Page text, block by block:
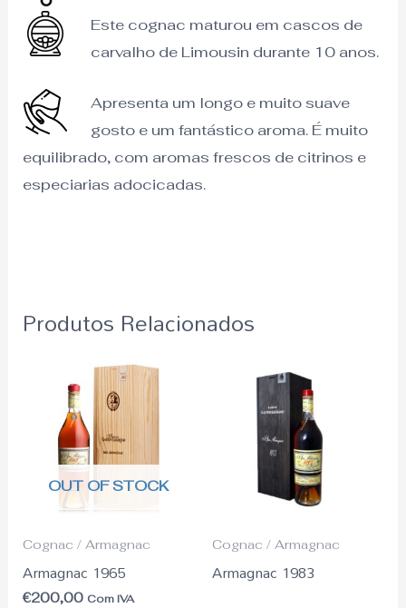
Este cognac maturou em cascos de
carvalho de Limousin durante 10 anos.
Apresenta um longo e muito suave
gosto e um fantástico aroma. É muito
equilibrado, com aromas frescos de citrinos e
especiarias adocicadas.
Produtos Relacionados
OUT OF STOCK
Cognac / Armagnac
Armagnac 1965
€200,00 Com IVA
Cognac / Armagnac
Armagnac 1983